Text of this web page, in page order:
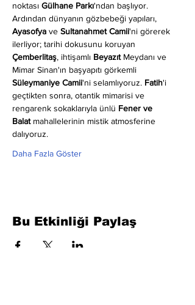
noktası Gülhane Parkı'ndan başlıyor.
Ardından dünyanın gözbebeği yapıları,
Ayasofya ve Sultanahmet Camii'ni görerek
ilerliyor; tarihi dokusunu koruyan
Çemberlitaş, ihtişamlı Beyazıt Meydanı ve
Mimar Sinan'ın başyapıtı görkemli
Süleymaniye Camii'ni selamlıyoruz. Fatih'i
geçtikten sonra, otantik mimarisi ve
rengarenk sokaklarıyla ünlü Fener ve
Balat mahallelerinin mistik atmosferine
dalıyoruz.
Daha Fazla Göster
Bu Etkinliği Paylaş